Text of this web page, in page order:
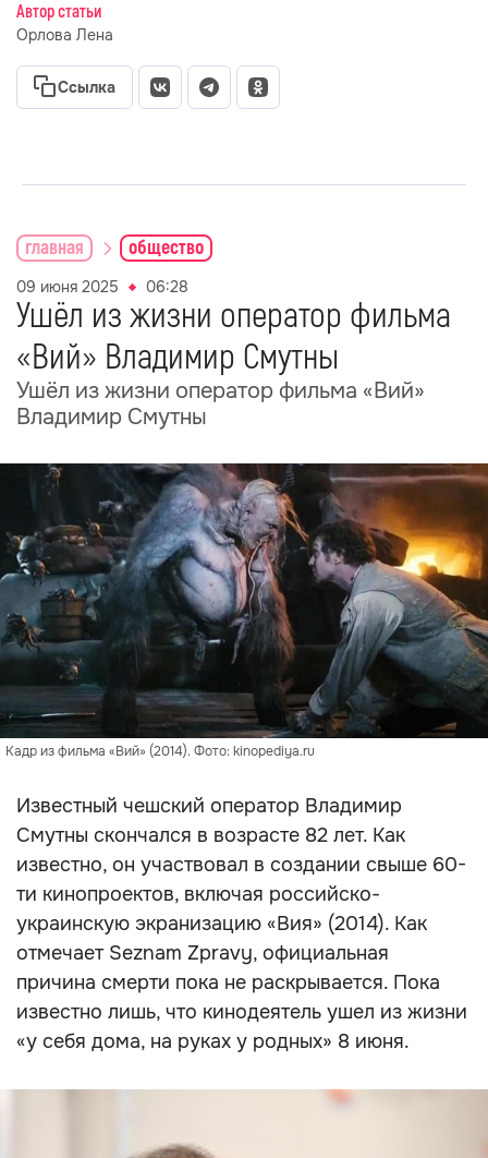
Автор статьи
Орлова Лена
Ссылка
главная общество
09 июня 2025 06:28
Ушёл из жизни оператор фильма
«Вий» Владимир Смутны
Ушёл из жизни оператор фильма «Вий»
Владимир Смутны
Кадр из фильма «Вий» (2014). Фото: kinopediya.ru
Известный чешский оператор Владимир
Смутны скончался в возрасте 82 лет. Как
известно, он участвовал в создании свыше 60-
ти кинопроектов, включая российско-
украинскую экранизацию «Вия» (2014). Как
отмечает Seznam Zpravy, официальная
причина смерти пока не раскрывается. Пока
известно лишь, что кинодеятель ушел из жизни
«у себя дома, на руках у родных» 8 июня.